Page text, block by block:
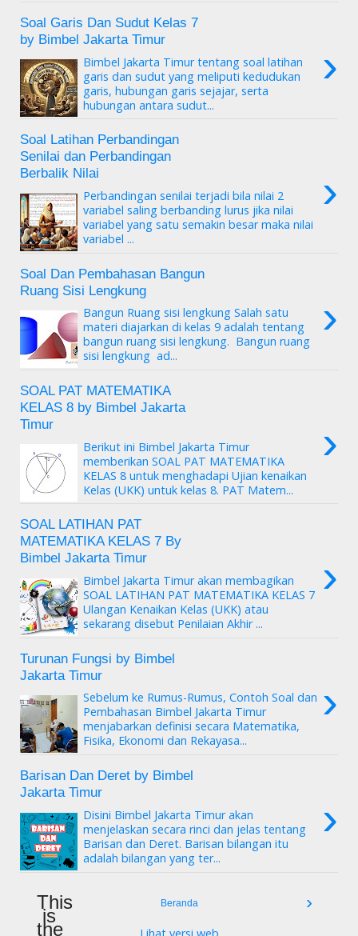
Soal Garis Dan Sudut Kelas 7
by Bimbel Jakarta Timur
›
Bimbel Jakarta Timur tentang soal latihan
garis dan sudut yang meliputi kedudukan
garis, hubungan garis sejajar, serta
hubungan antara sudut...
Soal Latihan Perbandingan
Senilai dan Perbandingan
Berbalik Nilai
›
Perbandingan senilai terjadi bila nilai 2
variabel saling berbanding lurus jika nilai
variabel yang satu semakin besar maka nilai
variabel ...
Soal Dan Pembahasan Bangun
Ruang Sisi Lengkung
›
Bangun Ruang sisi lengkung Salah satu
materi diajarkan di kelas 9 adalah tentang
bangun ruang sisi lengkung. Bangun ruang
sisi lengkung ad...
SOAL PAT MATEMATIKA
KELAS 8 by Bimbel Jakarta
Timur
›
Berikut ini Bimbel Jakarta Timur
memberikan SOAL PAT MATEMATIKA
KELAS 8 untuk menghadapi Ujian kenaikan
Kelas (UKK) untuk kelas 8. PAT Matem...
SOAL LATIHAN PAT
MATEMATIKA KELAS 7 By
Bimbel Jakarta Timur
›
Bimbel Jakarta Timur akan membagikan
SOAL LATIHAN PAT MATEMATIKA KELAS 7
Ulangan Kenaikan Kelas (UKK) atau
sekarang disebut Penilaian Akhir ...
Turunan Fungsi by Bimbel
Jakarta Timur
›
Sebelum ke Rumus-Rumus, Contoh Soal dan
Pembahasan Bimbel Jakarta Timur
menjabarkan definisi secara Matematika,
Fisika, Ekonomi dan Rekayasa...
Barisan Dan Deret by Bimbel
Jakarta Timur
›
Disini Bimbel Jakarta Timur akan
menjelaskan secara rinci dan jelas tentang
Barisan dan Deret. Barisan bilangan itu
adalah bilangan yang ter...
This
is
the
›
Beranda
Lihat versi web